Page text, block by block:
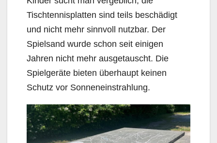
Tischtennisplatten sind teils beschädigt
und nicht mehr sinnvoll nutzbar. Der
Spielsand wurde schon seit einigen
Jahren nicht mehr ausgetauscht. Die
Spielgeräte bieten überhaupt keinen
Schutz vor Sonneneinstrahlung.